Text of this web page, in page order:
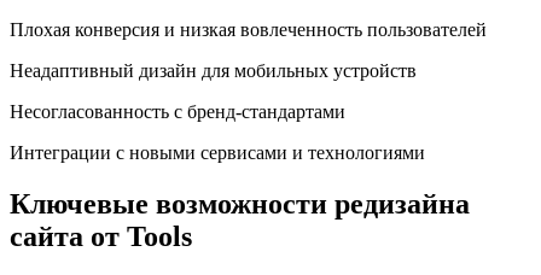
Плохая конверсия и низкая вовлеченность пользователей
Неадаптивный дизайн для мобильных устройств
Несогласованность с бренд-стандартами
Интеграции с новыми сервисами и технологиями
Ключевые возможности редизайна
сайта от Tools